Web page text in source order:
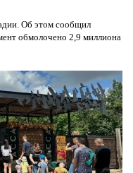
Об этом сообщил
обмолочено 2,9 миллиона